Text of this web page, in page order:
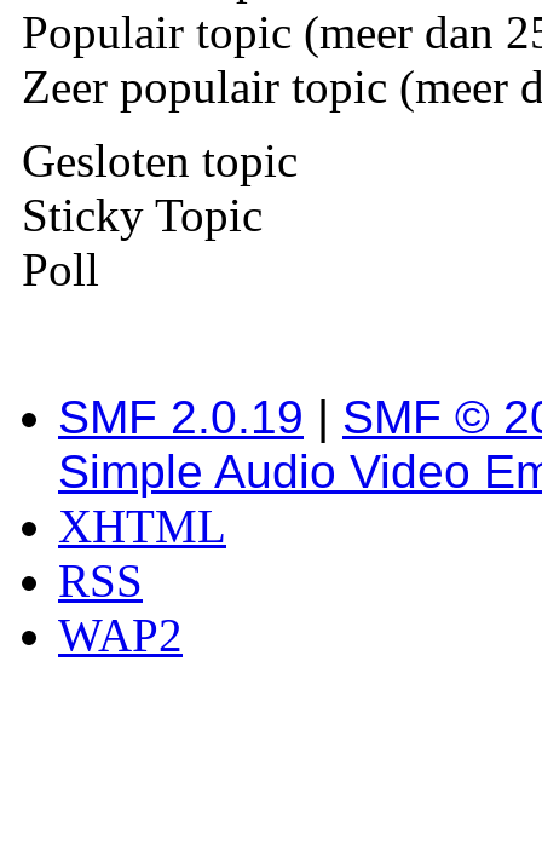
Populair topic (meer dan
Zeer populair topic (meer
Gesloten topic
Sticky Topic
Poll
SMF 2.0.19 | SMF ©
Simple Audio Video
XHTML
RSS
WAP2